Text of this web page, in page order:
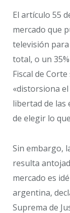
El artículo 55
mercado que
televisión
total, o un
Fiscal de
«distorsiona
libertad de las
de elegir lo
Sin embargo,
resulta
mercado es
argentina,
Suprema de